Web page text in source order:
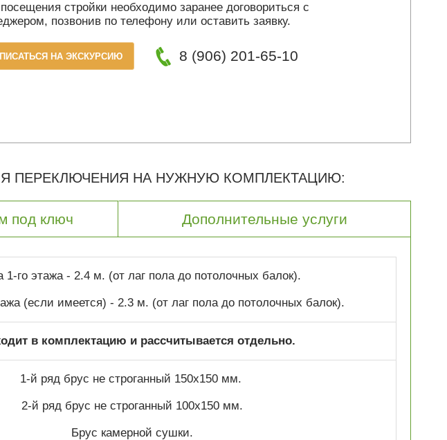
стройки необходимо заранее договориться с
позвонив по телефону или оставить заявку.
НА ЭКСКУРСИЮ 8 (906) 201-65-10
ПЕРЕКЛЮЧЕНИЯ НА НУЖНУЮ КОМПЛЕКТАЦИЮ:
под ключ Дополнительные услуги
1-го этажа - 2.4 м. (от лаг пола до потолочных балок).
(если имеется) - 2.3 м. (от лаг пола до потолочных балок).
в комплектацию и рассчитывается отдельно.
1-й ряд брус не строганный 150х150 мм.
2-й ряд брус не строганный 100х150 мм.
Брус камерной сушки.